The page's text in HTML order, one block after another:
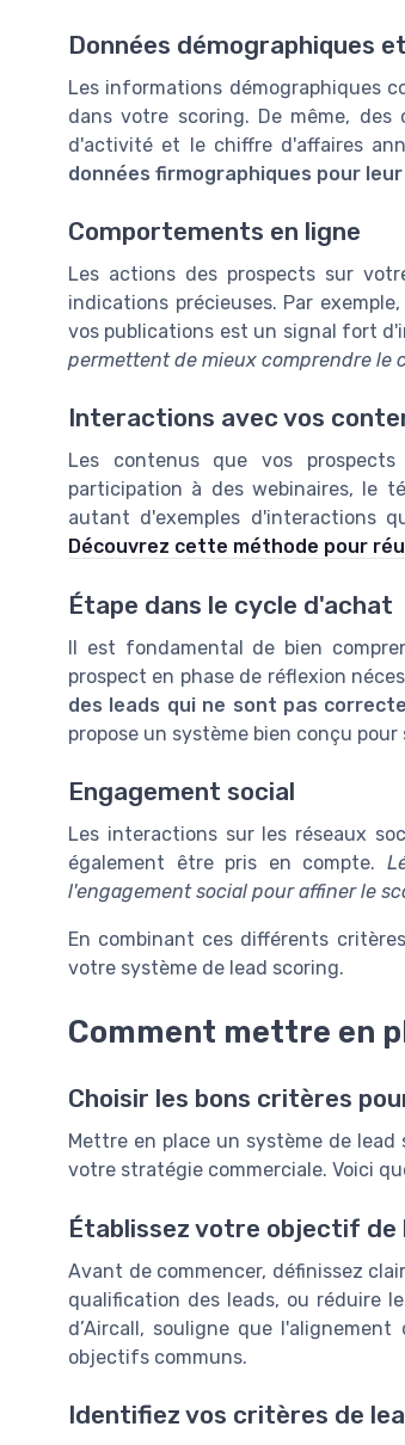
Données démographiques
Les informations démographiques
dans votre scoring. De même,
d'activité et le chiffre d'affaires
données firmographiques pour
Comportements en ligne
Les actions des prospects sur
indications précieuses. Par
vos publications est un signal fort
permettent de mieux comprendre le
Interactions avec vos
Les contenus que vos
participation à des webinaires, le
autant d'exemples d'interactions
Découvrez cette méthode pour
Étape dans le cycle d'achat
Il est fondamental de bien
prospect en phase de réflexion
des leads qui ne sont pas
propose un système bien conçu
Engagement social
Les interactions sur les réseaux
également être pris en compte.
l'engagement social pour affiner le
En combinant ces différents
votre système de lead scoring.
Comment mettre en
Choisir les bons critères
Mettre en place un système de
votre stratégie commerciale. Voici
Établissez votre objectif de
Avant de commencer, définissez
qualification des leads, ou réduire
d’Aircall, souligne que
objectifs communs.
Identifiez vos critères de